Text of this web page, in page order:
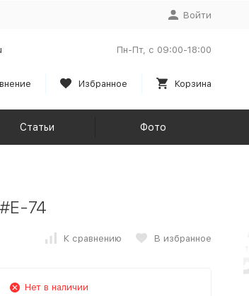
Войти
Пн-Пт, с 09:00-18:00
Избранное Корзина
Статьи Фото
74
К сравнению В избранное
Нет в наличии